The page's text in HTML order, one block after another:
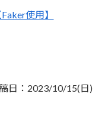
使用】
日：2023/10/15(日)